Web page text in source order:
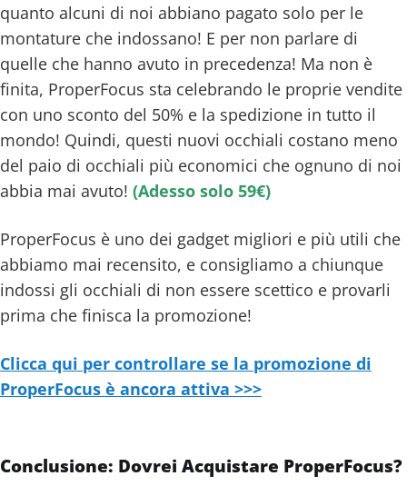
quanto alcuni di noi abbiano pagato solo per le
montature che indossano! E per non parlare di
quelle che hanno avuto in precedenza! Ma non è
finita, ProperFocus sta celebrando le proprie vendite
con uno sconto del 50% e la spedizione in tutto il
mondo! Quindi, questi nuovi occhiali costano meno
del paio di occhiali più economici che ognuno di noi
abbia mai avuto! (Adesso solo 59€)
ProperFocus è uno dei gadget migliori e più utili che
abbiamo mai recensito, e consigliamo a chiunque
indossi gli occhiali di non essere scettico e provarli
prima che finisca la promozione!
Clicca qui per controllare se la promozione di
ProperFocus è ancora attiva >>>
Conclusione: Dovrei Acquistare ProperFocus?